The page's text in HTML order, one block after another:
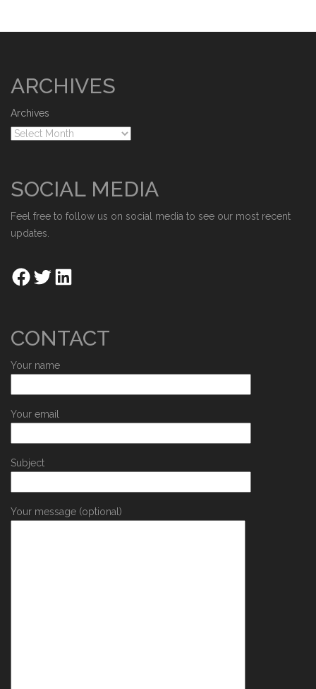
ARCHIVES
Archives
SOCIAL MEDIA
Feel free to follow us on social media to see our most recent
updates.
CONTACT
Your name
Your email
Subject
Your message (optional)